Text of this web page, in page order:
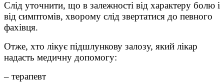
Слід уточнити, що в залежності від характеру болю і
від симптомів, хворому слід звертатися до певного
фахівця.
Отже, хто лікує підшлункову залозу, який лікар
надасть медичну допомогу:
– терапевт